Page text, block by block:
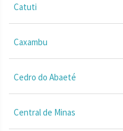
Catuti
Caxambu
Cedro do Abaeté
Central de Minas